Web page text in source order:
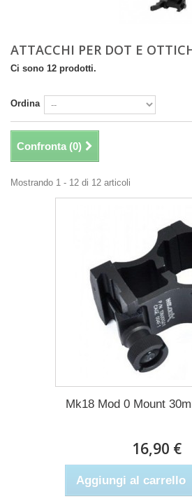
ATTACCHI PER DOT E
Ci sono 12 prodotti.
Ordina
Confronta (0)
Mostrando 1 - 12 di 12 articoli
Mk18 Mod 0 Mount
16,90 €
Aggiungi al carrello